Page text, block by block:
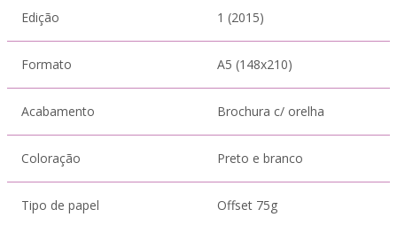
Edição 1 (2015)
Formato A5 (148x210)
Acabamento Brochura c/ orelha
Coloração Preto e branco
Tipo de papel Offset 75g